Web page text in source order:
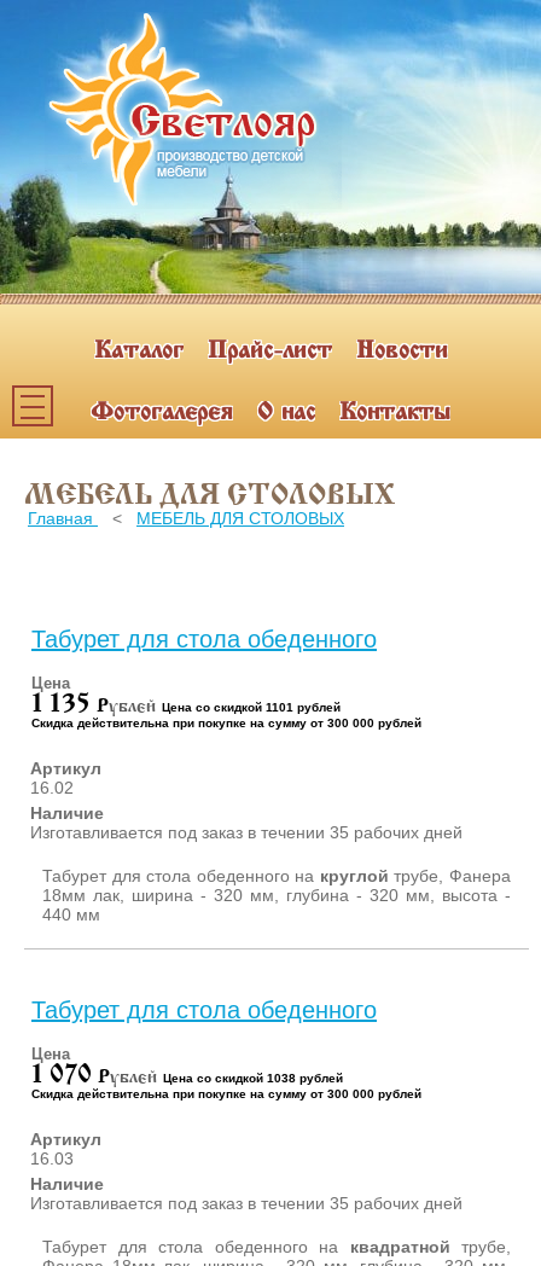
Каталог Прайс-лист Новости
Фотогалерея О нас Контакты
Каталог мебели
ПОЛКИ НАВЕСНЫЕ (2)
КРОВАТИ ДЛЯ ДЕТСКОГО
САДА (65)
МАТРАСЫ ДЛЯ ДЕТСКИХ
КРОВАТЕЙ (6)
СТОЛЫ ДЛЯ ДЕТСКОГО
САДА (65)
СТУЛЬЯ И СКАМЕЙКИ ДЛЯ
ДЕТСКОГО САДА (34)
ШКАФЫ В РАЗДЕВАЛКУ
ДЛЯ ДЕТСКОГО САДА (39)
ШКАФЫ ДЛЯ ПОЛОТЕНЕЦ
И ГОРШКОВ (32)
(43)
ИГРОВАЯ МЕБЕЛЬ (16)
УГОЛКИ ПРИРОДЫ ИЗО
СПОРТ (10)
МЯГКАЯ МЕБЕЛЬ (3)
ПАРТЫ ШКОЛЬНЫЕ (36)
СТУЛЬЯ ШКОЛЬНЫЕ (6)
МЕБЕЛЬ ДЛЯ РАЗДЕВАЛОК
МЕБЕЛЬ ДЛЯ СТОЛОВЫХ
Главная < МЕБЕЛЬ ДЛЯ СТОЛОВЫХ
Табурет для стола обеденного
Цена
1 135 Pублей Цена со скидкой 1101 рублей
Скидка действительна при покупке на сумму от 300 000 рублей
Артикул
16.02
Наличие
Изготавливается под заказ в течении 35 рабочих дней
Табурет для стола обеденного на круглой трубе, Фанера
18мм лак, ширина - 320 мм, глубина - 320 мм, высота -
440 мм
Табурет для стола обеденного
Цена
1 070 Pублей Цена со скидкой 1038 рублей
Скидка действительна при покупке на сумму от 300 000 рублей
Артикул
16.03
Наличие
Изготавливается под заказ в течении 35 рабочих дней
Табурет для стола обеденного на квадратной трубе,